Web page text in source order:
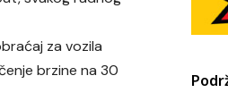
za vozila
brzine na 30